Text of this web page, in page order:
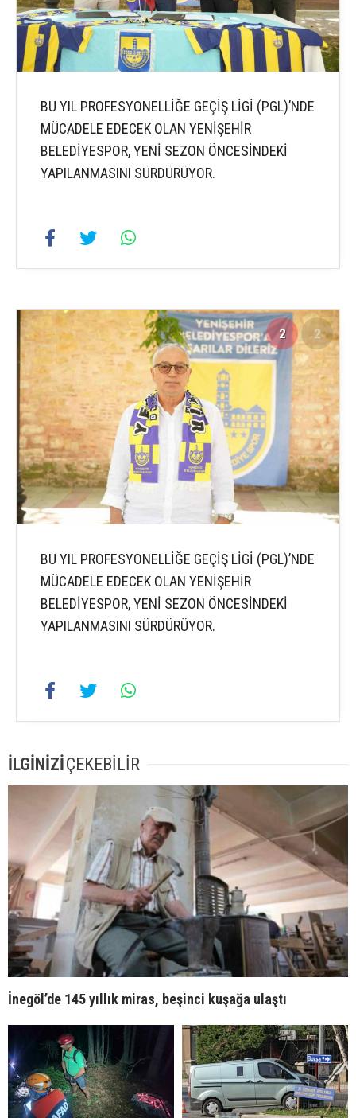
BU YIL PROFESYONELLİĞE GEÇİŞ LİGİ (PGL)’NDE
MÜCADELE EDECEK OLAN YENİŞEHİR
BELEDİYESPOR, YENİ SEZON ÖNCESİNDEKİ
YAPILANMASINI SÜRDÜRÜYOR.
2 2
BU YIL PROFESYONELLİĞE GEÇİŞ LİGİ (PGL)’NDE
MÜCADELE EDECEK OLAN YENİŞEHİR
BELEDİYESPOR, YENİ SEZON ÖNCESİNDEKİ
YAPILANMASINI SÜRDÜRÜYOR.
İLGİNİZİÇEKEBİLİR
İnegöl’de 145 yıllık miras, beşinci kuşağa ulaştı